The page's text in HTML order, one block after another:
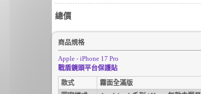
總價
商品規格
Apple - iPhone 17 Pro
戰盾鏡頭平台保護貼
款式
霧面全滿版